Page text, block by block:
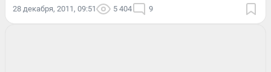
28 декабря, 2011, 09:51 5 404 9